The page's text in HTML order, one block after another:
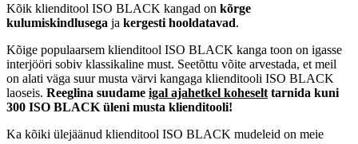
Kõik klienditool ISO BLACK kangad on kõrge
kulumiskindlusega ja kergesti hooldatavad.
Kõige populaarsem klienditool ISO BLACK kanga toon on igasse
interjööri sobiv klassikaline must. Seetõttu võite arvestada, et meil
on alati väga suur musta värvi kangaga klienditooli ISO BLACK
laoseis. Reeglina suudame igal ajahetkel koheselt tarnida kuni
300 ISO BLACK üleni musta klienditooli!
Ka kõiki ülejäänud klienditool ISO BLACK mudeleid on meie